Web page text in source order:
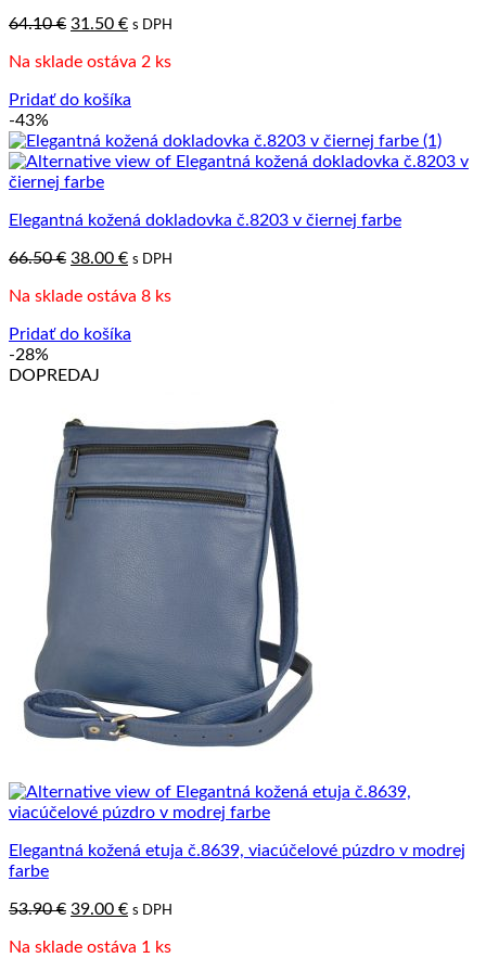
64.10€ Pôvodná
bola:
31.50 €Aktuálna
je:
s DPH
Na sklade ostáva 2 ks
Pridať do košíka
-43%
Elegantná kožená dokladovka č.8203 v čiernej farbe
66.50€ Pôvodná
bola:
38.00 €Aktuálna
je:
s DPH
Na sklade ostáva 8 ks
Pridať do košíka
-28%
DOPREDAJ
Elegantná kožená etuja č.8639, viacúčelové púzdro v modrej
farbe
53.90€ Pôvodná
bola:
39.00 €Aktuálna
je:
s DPH
Na sklade ostáva 1 ks